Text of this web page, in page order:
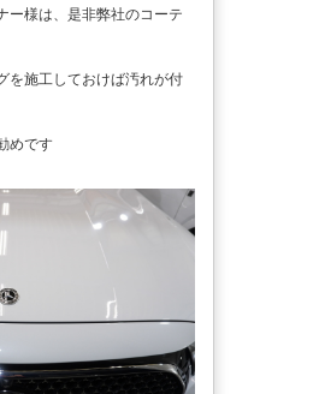
ー様は、是非弊社のコーテ
を施工しておけば汚れが付
めです